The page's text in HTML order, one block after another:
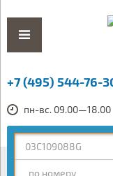
+7 (495) 544-76-
пн-вс. 09.00—18.00
по номеру